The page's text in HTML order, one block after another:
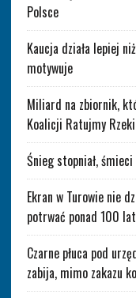
Polsce
Kaucja działa lepiej
motywuje
Miliard na zbiornik,
Koalicji Ratujmy Rzeki
Śnieg stopniał,
Ekran w Turowie nie
potrwać ponad 100 lat
Czarne płuca pod
zabija, mimo zakazu